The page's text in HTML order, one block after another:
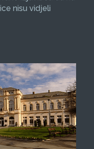
nisu vidjeli